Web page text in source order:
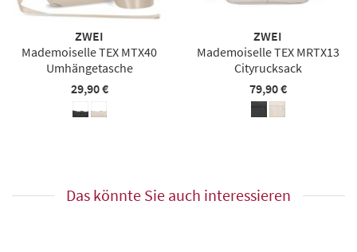
ZWEI
Mademoiselle TEX MTX40
Umhängetasche
29,90 €
ZWEI
Mademoiselle TEX MRTX13
Cityrucksack
79,90 €
Das könnte Sie auch interessieren